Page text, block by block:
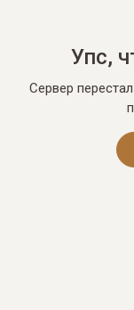
Упс,
Сервер